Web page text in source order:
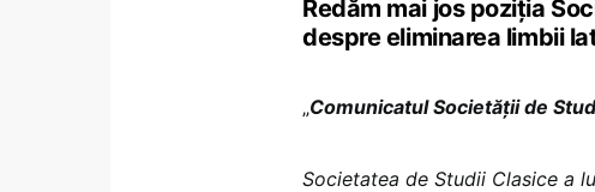
Redăm mai jos poziția
despre eliminarea limbii
„Comunicatul Societății de
Societatea de Studii Clasice a